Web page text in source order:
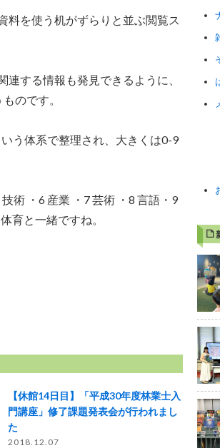
料を使う机がずらりと並ぶ閲覧ス
する情報も発見できるように、
のです。
う体系で整理され、大きくは0-9
術 ・6 産業 ・7 芸術 ・8 言語・9
育と一緒ですね。
【休館14日目】「平成30年度林業士入
門講座」修了課題発表会が行われまし
た
2018.12.07